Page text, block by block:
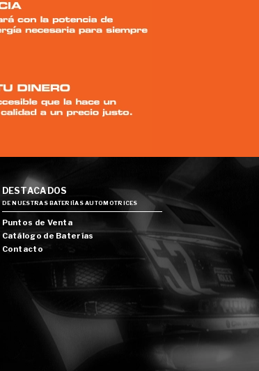
DESTACADOS
DE NUESTRAS BATERIÍAS AUTOMOTRICES
Puntos de Venta
Catálogo de Baterías
Contacto